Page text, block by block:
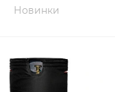
Новинки